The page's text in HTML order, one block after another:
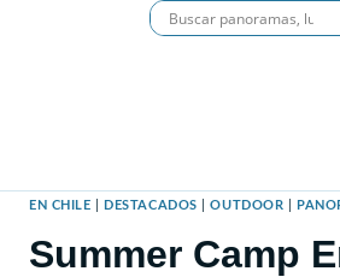
EN CHILE DESTACADOS |OUTDOOR
Summer Camp